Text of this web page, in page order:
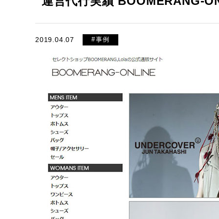
2019.04.07 #事例